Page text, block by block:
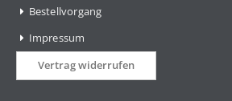
Bestellvorgang
Impressum
Vertrag widerrufen